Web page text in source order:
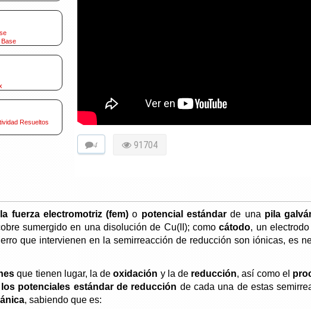
Resueltos
4 91704
fuerza electromotriz (fem) o potencial estándarde una pila
sumergido en una disolución de Cu(II); comocátodo, un
que intervienen en la semirreacción de reducción son iónicas, es
que tienen lugar, la deoxidación y la de reducción, así como el
potenciales estándar de reducción de cada una de estas
, sabiendo que es: